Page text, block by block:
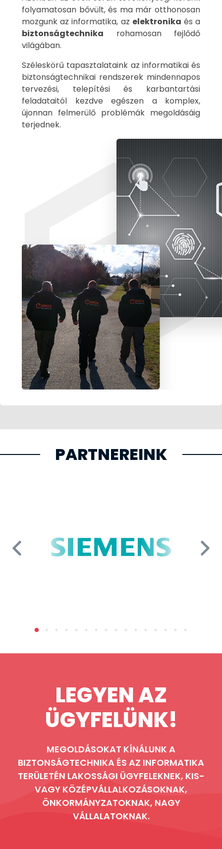
folyamatosan bővült, és ma már otthonosan
mozgunk az informatika, az elektronika és a
biztonságtechnika rohamosan fejlődő
világában.
Széleskörű tapasztalataink az informatikai és
biztonságtechnikai rendszerek mindennapos
tervezési, telepítési és karbantartási
feladataitól kezdve egészen a komplex,
újonnan felmerülő problémák megoldásáig
terjednek.
PARTNEREINK
LEGYEN AZ
ÜGYFELÜNK!
MEGOLDÁSOKAT KÍNÁLUNK A
BIZTONSÁGTECHNIKA ÉS AZ INFORMATIKA
TERÜLETÉN LAKOSSÁGI ÜGYFELEKNEK, KIS-
VAGY KÖZÉPVÁLLALKOZÁSOKNAK,
ÖNKORMÁNYZATOKNAK, NAGY
VÁLLALATOKNAK.